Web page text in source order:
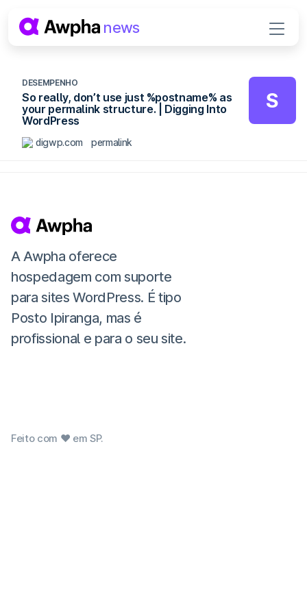
S
DESEMPENHO
So really, don’t use just %postname% as
your permalink structure. | Digging Into
WordPress
digwp.com permalink
Navegação principal
news
A Awpha oferece
hospedagem com suporte
para sites WordPress. É tipo
Posto Ipiranga, mas é
profissional e para o seu site.
Feito com ❤ em SP.